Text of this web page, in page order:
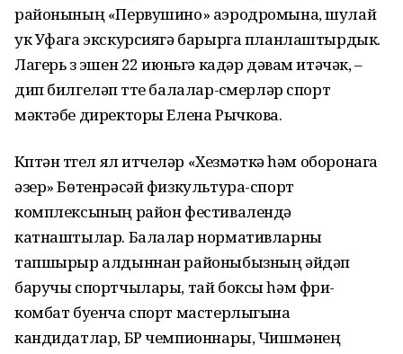
районының «Первушино» аэродромына, шулай
ук Уфага экскурсиягә барырга планлаштырдык.
Лагерь үз эшен 22 июньгә кадәр дәвам итәчәк, –
дип билгеләп үтте балалар-үсмерләр спорт
мәктәбе директоры Елена Рычкова.
Күптән түгел ял итүчеләр «Хезмәткә һәм оборонага
әзер» Бөтенрәсәй физкультура-спорт
комплексының район фестивалендә
катнаштылар. Балалар нормативларны
тапшырыр алдыннан районыбызның әйдәп
баручы спортчылары, тай боксы һәм фри-
комбат буенча спорт мастерлыгына
кандидатлар, БР чемпионнары, Чишмәнең